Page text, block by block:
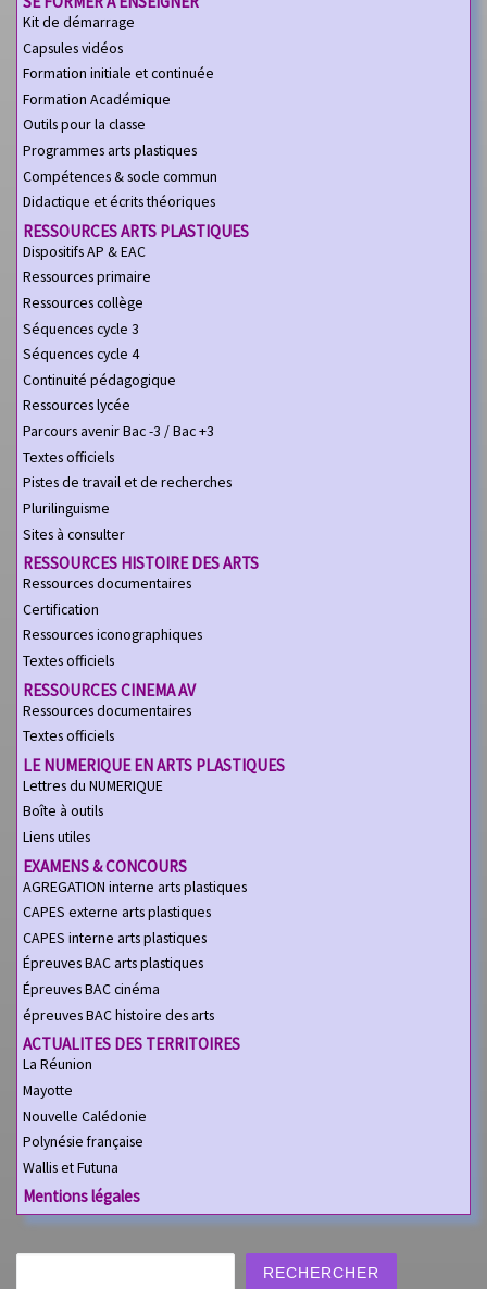
Kit de démarrage
Capsules vidéos
Formation initiale et continuée
Formation Académique
Outils pour la classe
Programmes arts plastiques
Compétences & socle commun
Didactique et écrits théoriques
RESSOURCES ARTS PLASTIQUES
Dispositifs AP & EAC
Ressources primaire
Ressources collège
Séquences cycle 3
Séquences cycle 4
Continuité pédagogique
Ressources lycée
Parcours avenir Bac -3 / Bac +3
Textes officiels
Pistes de travail et de recherches
Plurilinguisme
Sites à consulter
RESSOURCES HISTOIRE DES ARTS
Ressources documentaires
Certification
Ressources iconographiques
Textes officiels
RESSOURCES CINEMA AV
Ressources documentaires
Textes officiels
LE NUMERIQUE EN ARTS PLASTIQUES
Lettres du NUMERIQUE
Boîte à outils
Liens utiles
EXAMENS & CONCOURS
AGREGATION interne arts plastiques
CAPES externe arts plastiques
CAPES interne arts plastiques
Épreuves BAC arts plastiques
Épreuves BAC cinéma
épreuves BAC histoire des arts
ACTUALITES DES TERRITOIRES
La Réunion
Mayotte
Nouvelle Calédonie
Polynésie française
Wallis et Futuna
Mentions légales
RECHERCHER